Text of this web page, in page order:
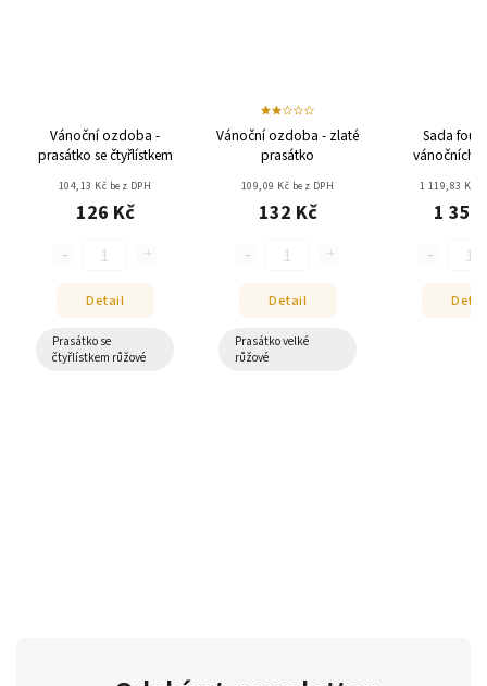
Vánoční ozdoba -
prasátko se čtyřlístkem
104,13 Kč bez DPH
126 Kč
Detail
Prasátko se
čtyřlístkem růžové
Vánoční ozdoba - zlaté
prasátko
109,09 Kč bez DPH
132 Kč
Detail
Prasátko velké
růžové
Sada
vánočních
1 119,83 Kč
1 355